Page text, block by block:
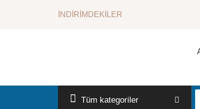
İNDİRİMDEKİLER
Tüm kategoriler